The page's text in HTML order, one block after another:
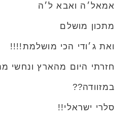
אמאל׳ה ואבא ל׳ה
מתכון מושלם
ואת ג׳ודי הכי מושלמת!!!!
חזרתי היום מהארץ ונחשי
במזוודה??
סלרי ישראלי!!